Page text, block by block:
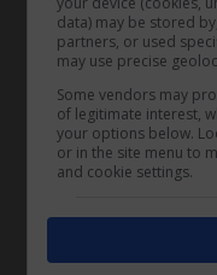
Come reagire se non si
Come
Nel caso in cui
scritta, è
data) may be stored
partners, or used
may use precise
Some vendors may
of legitimate interest,
your options below.
or in the site menu to
and cookie settings.